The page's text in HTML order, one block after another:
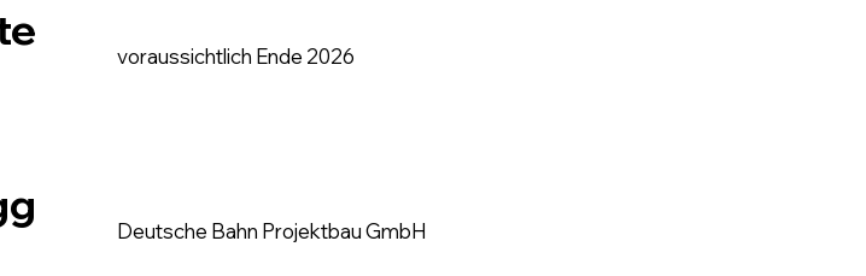
voraussichtlich Ende 2026
Deutsche Bahn Projektbau GmbH